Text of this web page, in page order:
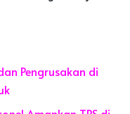
Pengrusakan di